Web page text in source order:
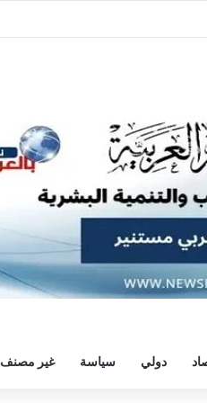
دولي سياسة غير مصنف